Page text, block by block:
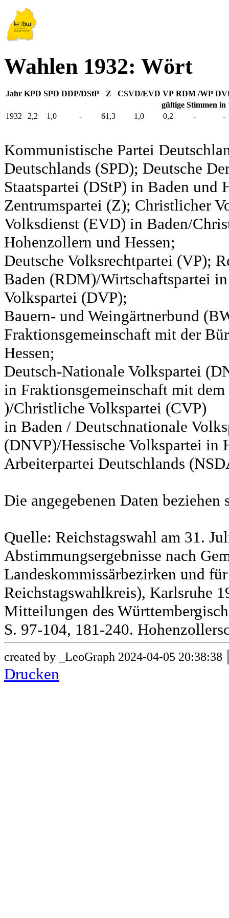
Wahlen 1932: Wört
Jahr KPD SPD DDP/DStP Z CSVD/EVD VP RDM /WP
gültige Stimmen in
1932
2,2 1,0 - 61,3 1,0 0,2 - -
Kommunistische Partei
Deutschlands (SPD); Deutsche
Staatspartei (DStP) in Baden und
Zentrumspartei (Z); Christlicher
Volksdienst (EVD) in Baden/
Hohenzollern und Hessen;
Deutsche Volksrechtpartei (VP);
Baden (RDM)/Wirtschaftspartei
Volkspartei (DVP);
Bauern- und Weingärtnerbund
Fraktionsgemeinschaft mit der
Hessen;
Deutsch-Nationale Volkspartei
in Fraktionsgemeinschaft mit
)/Christliche Volkspartei (CVP)
in Baden / Deutschnationale
(DNVP)/Hessische Volkspartei in
Arbeiterpartei Deutschlands
Die angegebenen Daten
Quelle: Reichstagswahl am 31.
Abstimmungsergebnisse nach
Landeskommissärbezirken und
Reichstagswahlkreis), Karlsruhe
Mitteilungen des
S. 97-104, 181-240.
created by _LeoGraph 2024-04-05 20:38:38
Drucken